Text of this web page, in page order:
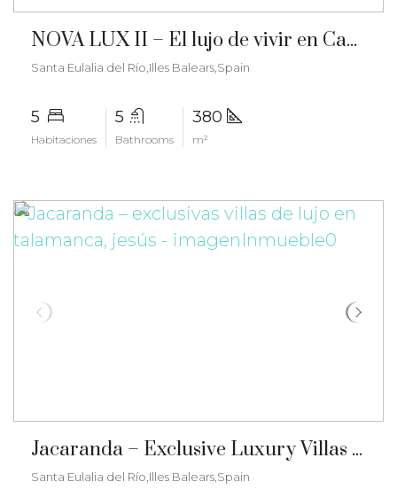
NOVA LUX II – El lujo de vivir en Can Furnet en su máxima expresión – gz-2578
Santa Eulalia del Río,Illes Balears,Spain
5
Habitaciones
5
Bathrooms
380
m²
Jacaranda – Exclusive Luxury Villas in Talamanca, Jesús – gz-2577
Santa Eulalia del Río,Illes Balears,Spain